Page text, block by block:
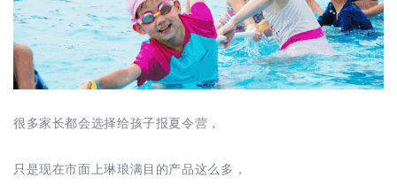
很多家长都会选择给孩子报夏令营，
只是现在市面上琳琅满目的产品这么多，